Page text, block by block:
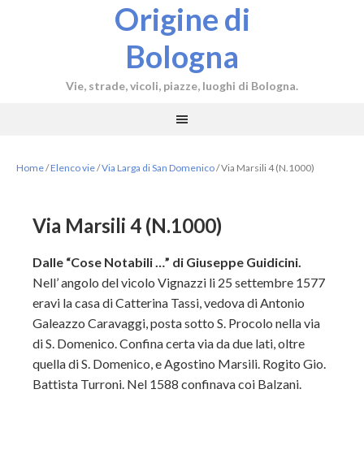
Origine di
Bologna
Vie, strade, vicoli, piazze, luoghi di Bologna.
Home/Elenco vie/Via Larga di San Domenico/Via Marsili 4 (N.1000)
Via Marsili 4 (N.1000)
Dalle “Cose Notabili …” di Giuseppe Guidicini.
Nell’ angolo del vicolo Vignazzi li 25 settembre 1577
eravi la casa di Catterina Tassi, vedova di Antonio
Galeazzo Caravaggi, posta sotto S. Procolo nella via
di S. Domenico. Confina certa via da due lati, oltre
quella di S. Domenico, e Agostino Marsili. Rogito Gio.
Battista Turroni. Nel 1588 confinava coi Balzani.